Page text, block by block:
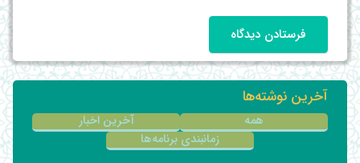
فرستادن دیدگاه
آخرین نوشته‌ها
همه
آخرین اخبار
زمانبندی برنامه‌ها